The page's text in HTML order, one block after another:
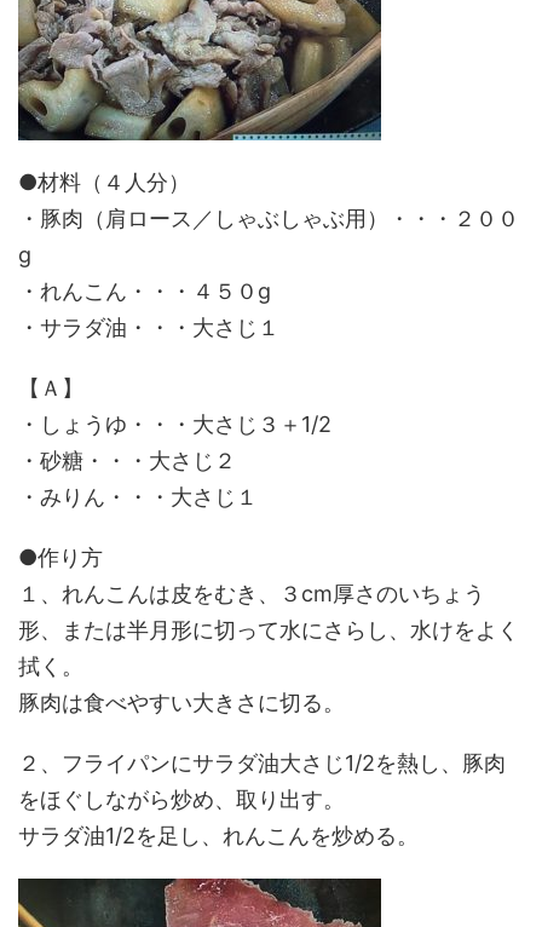
●材料（４人分）
・豚肉（肩ロース／しゃぶしゃぶ用）・・・２００
g
・れんこん・・・４５０g
・サラダ油・・・大さじ１
【Ａ】
・しょうゆ・・・大さじ３＋1/2
・砂糖・・・大さじ２
・みりん・・・大さじ１
●作り方
１、れんこんは皮をむき、３cm厚さのいちょう
形、または半月形に切って水にさらし、水けをよく
拭く。
豚肉は食べやすい大きさに切る。
２、フライパンにサラダ油大さじ1/2を熱し、豚肉
をほぐしながら炒め、取り出す。
サラダ油1/2を足し、れんこんを炒める。